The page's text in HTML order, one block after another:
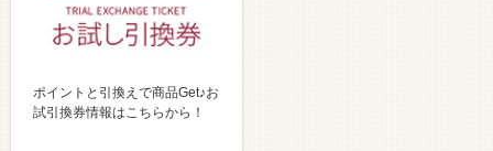
ポイントと引換えで商品Get♪お
試引換券情報はこちらから！